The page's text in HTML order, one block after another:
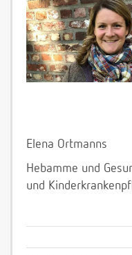
Elena Ortmanns
Hebamme und
und